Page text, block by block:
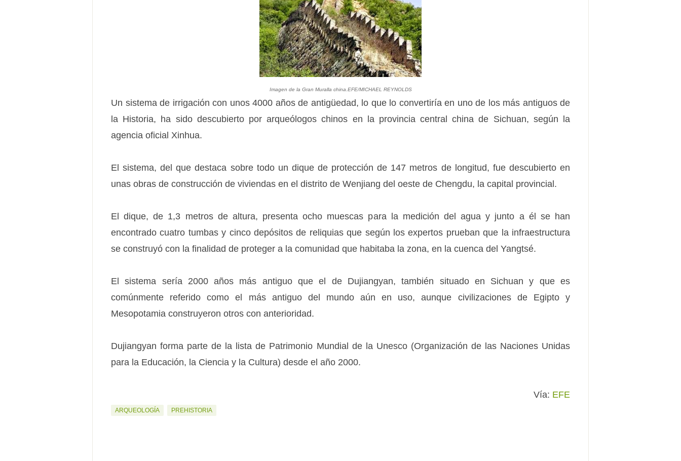
Imagen de la Gran Muralla china.EFE/MICHAEL REYNOLDS
Un sistema de irrigación con unos 4000 años de antigüedad, lo que lo convertiría en uno de los más antiguos de
la Historia, ha sido descubierto por arqueólogos chinos en la provincia central china de Sichuan, según la
agencia oficial Xinhua.
El sistema, del que destaca sobre todo un dique de protección de 147 metros de longitud, fue descubierto en
unas obras de construcción de viviendas en el distrito de Wenjiang del oeste de Chengdu, la capital provincial.
El dique, de 1,3 metros de altura, presenta ocho muescas para la medición del agua y junto a él se han
encontrado cuatro tumbas y cinco depósitos de reliquias que según los expertos prueban que la infraestructura
se construyó con la finalidad de proteger a la comunidad que habitaba la zona, en la cuenca del Yangtsé.
El sistema sería 2000 años más antiguo que el de Dujiangyan, también situado en Sichuan y que es
comúnmente referido como el más antiguo del mundo aún en uso, aunque civilizaciones de Egipto y
Mesopotamia construyeron otros con anterioridad.
Dujiangyan forma parte de la lista de Patrimonio Mundial de la Unesco (Organización de las Naciones Unidas
para la Educación, la Ciencia y la Cultura) desde el año 2000.
Vía: EFE
ARQUEOLOGÍA PREHISTORIA